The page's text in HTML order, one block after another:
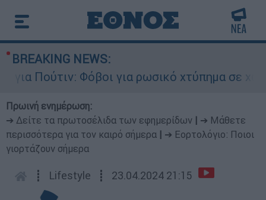
BREAKING NEWS:
Πούτιν: Φόβοι για ρωσικό χτύπημα σε χώρα
Πρωινή ενημέρωση:
➔ Δείτε τα πρωτοσέλιδα των εφημερίδων
➔ Μάθετε
περισσότερα για τον καιρό σήμερα
➔ Εορτολόγιο: Ποιοι
γιορτάζουν σήμερα
┋ Lifestyle ┋ 23.04.2024 21:15